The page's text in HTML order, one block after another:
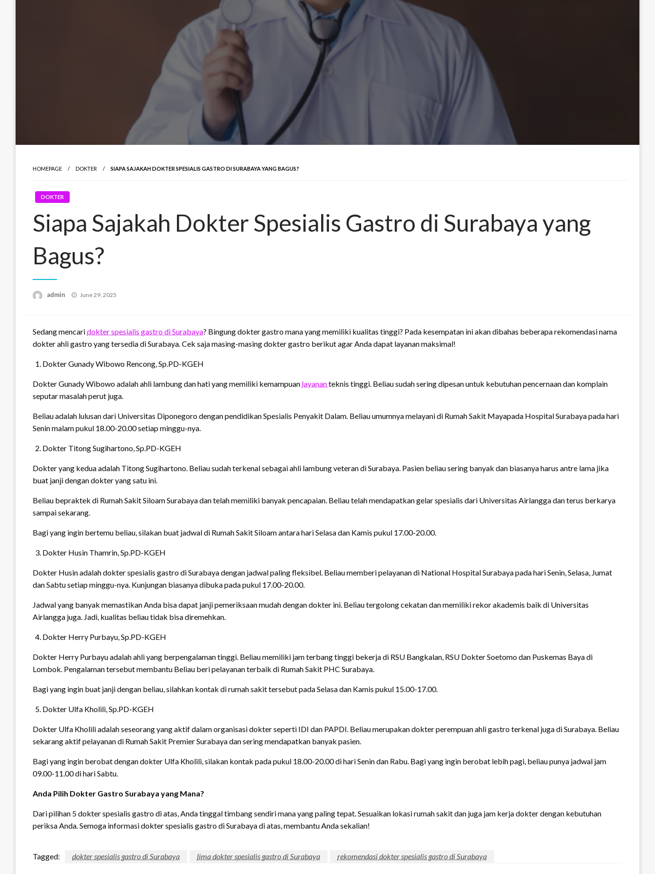
HOMEPAGE DOKTER SIAPA SAJAKAH DOKTER SPESIALIS GASTRO DI SURABAYA YANG BAGUS?
DOKTER
Siapa Sajakah Dokter Spesialis Gastro di Surabaya yang
Bagus?
admin
Posted
June 29, 2025
Sedang mencaridokter spesialis gastro di Surabaya? Bingung dokter gastro mana yang memiliki kualitas tinggi? Pada kesempatan ini akan dibahas beberapa rekomendasi nama
dokter ahli gastro yang tersedia di Surabaya. Cek saja masing-masing dokter gastro berikut agar Anda dapat layanan maksimal!
Dokter Gunady Wibowo Rencong, Sp.PD-KGEH
Dokter Gunady Wibowo adalah ahli lambung dan hati yang memiliki kemampuan layananteknis tinggi. Beliau sudah sering dipesan untuk kebutuhan pencernaan dan komplain
seputar masalah perut juga.
Beliau adalah lulusan dari Universitas Diponegoro dengan pendidikan Spesialis Penyakit Dalam. Beliau umumnya melayani di Rumah Sakit Mayapada Hospital Surabaya pada hari
Senin malam pukul 18.00-20.00 setiap minggu-nya.
Dokter Titong Sugihartono, Sp.PD-KGEH
Dokter yang kedua adalah Titong Sugihartono. Beliau sudah terkenal sebagai ahli lambung veteran di Surabaya. Pasien beliau sering banyak dan biasanya harus antre lama jika
buat janji dengan dokter yang satu ini.
Beliau bepraktek di Rumah Sakit Siloam Surabaya dan telah memiliki banyak pencapaian. Beliau telah mendapatkan gelar spesialis dari Universitas Airlangga dan terus berkarya
sampai sekarang.
Bagi yang ingin bertemu beliau, silakan buat jadwal di Rumah Sakit Siloam antara hari Selasa dan Kamis pukul 17.00-20.00.
Dokter Husin Thamrin, Sp.PD-KGEH
Dokter Husin adalah dokter spesialis gastro di Surabaya dengan jadwal paling fleksibel. Beliau memberi pelayanan di National Hospital Surabaya pada hari Senin, Selasa, Jumat
dan Sabtu setiap minggu-nya. Kunjungan biasanya dibuka pada pukul 17.00-20.00.
Jadwal yang banyak memastikan Anda bisa dapat janji pemeriksaan mudah dengan dokter ini. Beliau tergolong cekatan dan memiliki rekor akademis baik di Universitas
Airlangga juga. Jadi, kualitas beliau tidak bisa diremehkan.
Dokter Herry Purbayu, Sp.PD-KGEH
Dokter Herry Purbayu adalah ahli yang berpengalaman tinggi. Beliau memiliki jam terbang tinggi bekerja di RSU Bangkalan, RSU Dokter Soetomo dan Puskemas Baya di
Lombok. Pengalaman tersebut membantu Beliau beri pelayanan terbaik di Rumah Sakit PHC Surabaya.
Bagi yang ingin buat janji dengan beliau, silahkan kontak di rumah sakit tersebut pada Selasa dan Kamis pukul 15.00-17.00.
Dokter Ulfa Kholili, Sp.PD-KGEH
Dokter Ulfa Kholili adalah seseorang yang aktif dalam organisasi dokter seperti IDI dan PAPDI. Beliau merupakan dokter perempuan ahli gastro terkenal juga di Surabaya. Beliau
sekarang aktif pelayanan di Rumah Sakit Premier Surabaya dan sering mendapatkan banyak pasien.
Bagi yang ingin berobat dengan dokter Ulfa Kholili, silakan kontak pada pukul 18.00-20.00 di hari Senin dan Rabu. Bagi yang ingin berobat lebih pagi, beliau punya jadwal jam
09.00-11.00 di hari Sabtu.
Anda Pilih Dokter Gastro Surabaya yang Mana?
Dari pilihan 5 dokter spesialis gastro di atas, Anda tinggal timbang sendiri mana yang paling tepat. Sesuaikan lokasi rumah sakit dan juga jam kerja dokter dengan kebutuhan
periksa Anda. Semoga informasi dokter spesialis gastro di Surabaya di atas, membantu Anda sekalian!
Tagged: dokter spesialis gastro di Surabaya lima dokter spesialis gastro di Surabaya rekomendasi dokter spesialis gastro di Surabaya